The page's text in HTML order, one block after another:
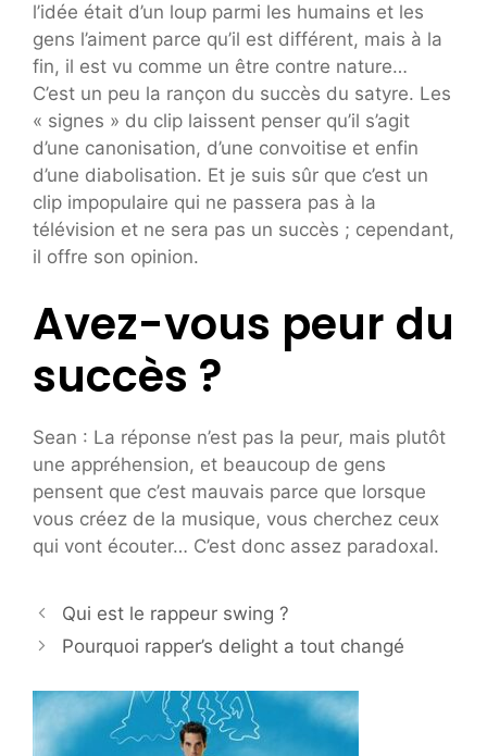
l’idée était d’un loup parmi les humains et les
gens l’aiment parce qu’il est différent, mais à la
fin, il est vu comme un être contre nature…
C’est un peu la rançon du succès du satyre. Les
« signes » du clip laissent penser qu’il s’agit
d’une canonisation, d’une convoitise et enfin
d’une diabolisation. Et je suis sûr que c’est un
clip impopulaire qui ne passera pas à la
télévision et ne sera pas un succès ; cependant,
il offre son opinion.
Avez-vous peur du
succès ?
Sean : La réponse n’est pas la peur, mais plutôt
une appréhension, et beaucoup de gens
pensent que c’est mauvais parce que lorsque
vous créez de la musique, vous cherchez ceux
qui vont écouter… C’est donc assez paradoxal.
Qui est le rappeur swing ?
Pourquoi rapper’s delight a tout changé